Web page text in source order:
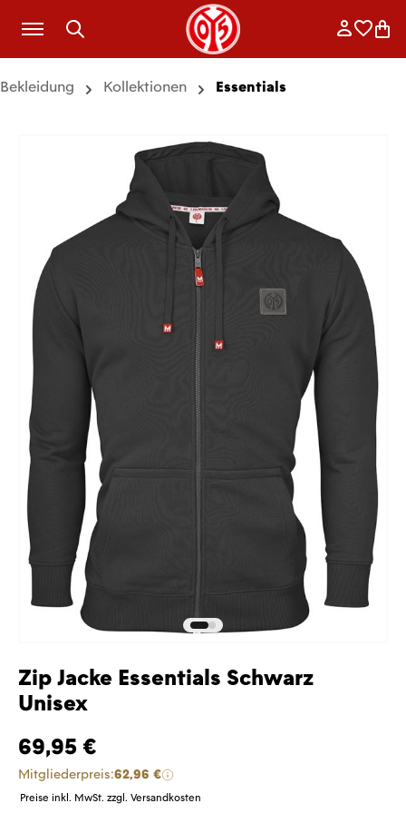
Zum Hauptinhalt springen
Bekleidung Kollektionen Essentials
Zip Jacke Essentials Schwarz
Unisex
69,95 €
Mitgliederpreis:62,96 €
Preise inkl. MwSt. zzgl. Versandkosten